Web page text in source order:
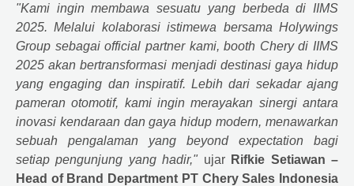
"Kami ingin membawa sesuatu yang berbeda di IIMS
2025. Melalui kolaborasi istimewa bersama Holywings
Group sebagai official partner kami, booth Cherydi IIMS
2025 akan bertransformasi menjadi destinasi gaya hidup
yang engaging dan inspiratif. Lebih dari sekadar ajang
pameran otomotif, kami ingin merayakan sinergi antara
inovasi kendaraan dan gaya hidup modern, menawarkan
sebuah pengalaman yang beyond expectation bagi
setiap pengunjung yang hadir,"ujar Rifkie Setiawan –
Head of Brand Department PT CherySales Indonesia